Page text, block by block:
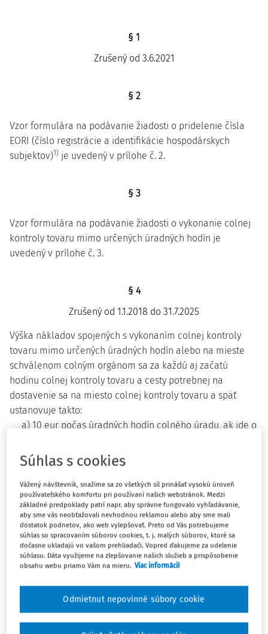
§ 1
Zrušený od 3.6.2021
§ 2
Vzor formulára na podávanie žiadosti o pridelenie čísla
EORI (číslo registrácie a identifikácie hospodárskych
subjektov)1) je uvedený v prílohe č. 2.
§ 3
Vzor formulára na podávanie žiadosti o vykonanie colnej
kontroly tovaru mimo určených úradných hodín je
uvedený v prílohe č. 3.
§ 4
Zrušený od 1.1.2018 do 31.7.2025
Výška nákladov spojených s vykonaním colnej kontroly
tovaru mimo určených úradných hodín alebo na mieste
schválenom colným orgánom sa za každú aj začatú
hodinu colnej kontroly tovaru a cesty potrebnej na
dostavenie sa na miesto colnej kontroly tovaru a späť
ustanovuje takto:
a) 10 eur počas úradných hodín colného úradu, ak ide o
schválenom colným orgánom,
hodín colného úradu,
c) 30 eur v sobotu alebo v deň pracovného pokoja.
§ 5
Zrušený od 1.1.2018
§ 6
Súhlas s cookies
Vážený návštevník, snažíme sa zo všetkých síl prinášať vysokú úroveň
používateľského komfortu pri používaní našich webstránok. Medzi
základné predpoklady patrí napr. aby správne fungovalo vyhľadávanie,
aby sme vás neobťažovali nevhodnou reklamou alebo aby sme mali
dostatok podnetov, ako web vylepšovať. Preto od Vás potrebujeme
súhlas so spracovaním súborov cookies, t. j. malých súborov, ktoré sa
dočasne ukladajú vo vašom prehliadači. Vopred ďakujeme za udelenie
súhlasu. Dáta využijeme na zlepšovanie našich služieb a prispôsobenie
obsahu webu priamo Vám na mieru. Viac informácií
Odmietnut nepovinné súbory cookie